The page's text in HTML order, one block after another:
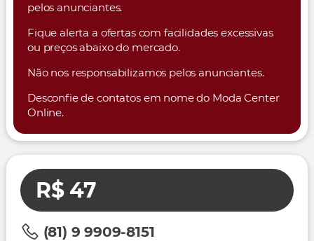
pelos anunciantes.
Fique alerta a ofertas com facilidades excessivas
ou preços abaixo do mercado.
Não nos responsabilizamos pelos anunciantes.
Desconfie de contatos em nome do Moda Center
Online.
R$ 47
(81) 9 9909-8151